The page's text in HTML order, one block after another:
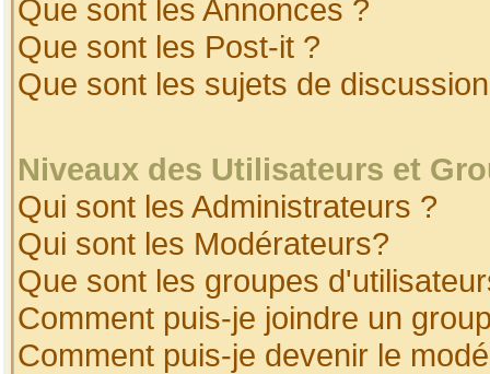
Que sont les Annonces ?
Que sont les Post-it ?
Que sont les sujets de
Niveaux des Utilisateurs et
Qui sont les Administrateurs ?
Qui sont les Modérateurs?
Que sont les groupes
Comment puis-je joindre un
Comment puis-je devenir le